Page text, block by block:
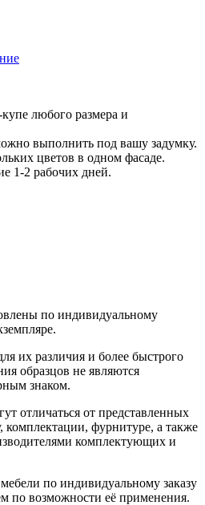
любого размера и
выполнить под вашу задумку.
цветов в одном фасаде.
1-2 рабочих дней.
по индивидуальному
их различия и более быстрого
образцов не являются
знаком.
отличаться от представленных
комплектации, фурнитуре, а также
комплектующих и
по индивидуальному заказу
по возможности её применения.